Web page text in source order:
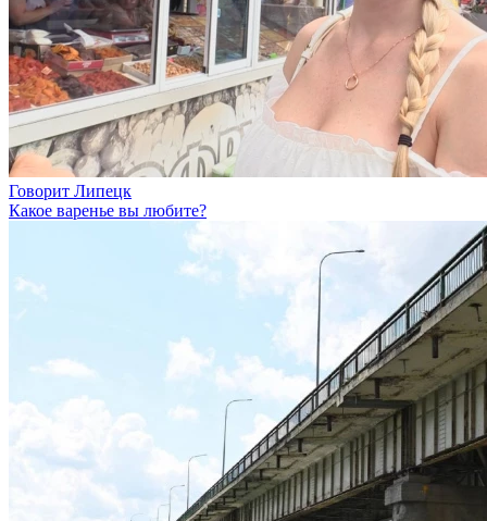
Говорит Липецк
Какое варенье вы любите?